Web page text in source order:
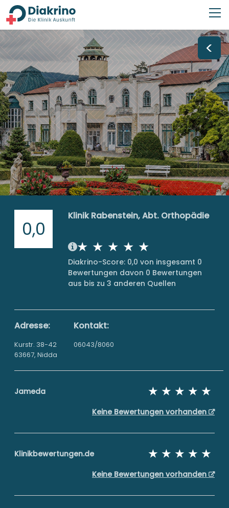
<
0,0
Klinik Rabenstein, Abt. Orthopädie
Diakrino-Score: 0,0 von insgesamt 0
Bewertungen davon 0 Bewertungen
aus bis zu 3 anderen Quellen
Adresse:
Kurstr. 38-42
63667, Nidda
Kontakt:
06043/8060
Jameda
Keine Bewertungen vorhanden
Klinikbewertungen.de
Keine Bewertungen vorhanden